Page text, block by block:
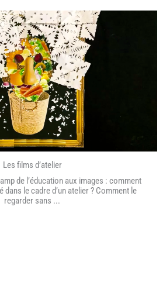
Les films d’atelier
de l’éducation aux images : comment
le cadre d’un atelier ? Comment le
regarder sans ...